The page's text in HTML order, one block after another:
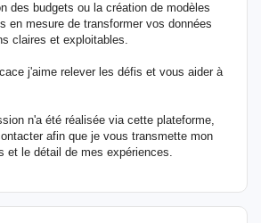
des budgets ou la création de modèles
en mesure de transformer vos données
claires et exploitables.
j'aime relever les défis et vous aider à
n'a été réalisée via cette plateforme,
afin que je vous transmette mon
et le détail de mes expériences.